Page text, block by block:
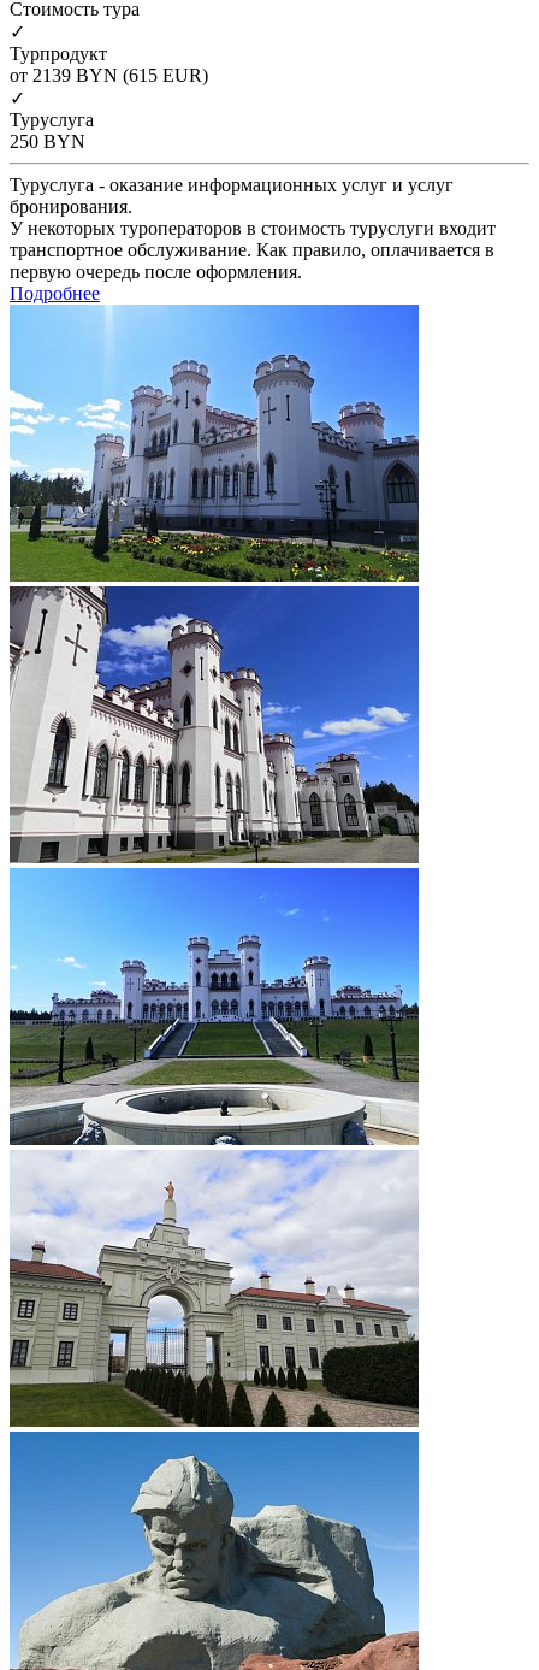
Cтоимость тура
✓
Турпродукт
от 2139 BYN (615 EUR)
✓
Туруслуга
250 BYN
Туруслуга - оказание информационных услуг и услуг
бронирования.
У некоторых туроператоров в стоимость туруслуги входит
транспортное обслуживание. Как правило, оплачивается в
первую очередь после оформления.
Подробнее